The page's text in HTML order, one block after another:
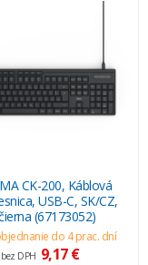
CK-200, Káblová
USB-C, SK/CZ,
(67173052)
do 4 prac. dní
bez DPH 9,17 €